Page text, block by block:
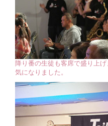
降り番の生徒も客席で盛り上
気になりました。